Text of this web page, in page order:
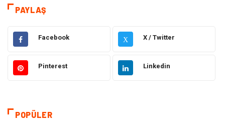
Dekorasyon
Elektrik Elektronik Ulaşım ve Taşımacılık
Gıda Eğitim & Kariyer
Hukuk
PAYLAŞ
Facebook X X / Twitter
Pinterest Linkedin
POPÜLER